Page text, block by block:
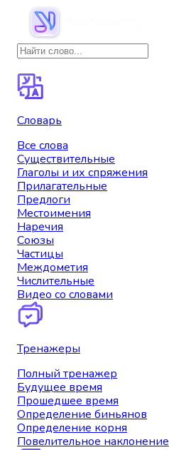
Словарь
Все слова
Существительные
Глаголы и их спряжения
Прилагательные
Предлоги
Местоимения
Наречия
Союзы
Частицы
Междометия
Числительные
Видео со словами
Тренажеры
Полный тренажер
Будущее время
Прошедшее время
Определение биньянов
Определение корня
Повелительное наклонение